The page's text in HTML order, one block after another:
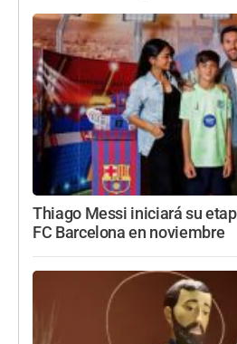
Thiago Messi iniciará su
FC Barcelona en noviembre